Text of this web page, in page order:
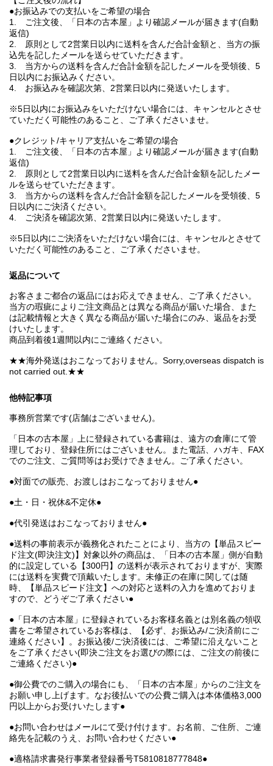
●お振込みでの支払いをご希望の場合
1. ご注文後、「日本の古本屋」より確認メールが届きます(自動
返信)
2. 原則として2営業日以内に送料を含んだ合計金額と、当方の振
込先を記したメールを送らせていただきます。
3. 当方からの送料を含んだ合計金額を記したメールを受領後、5
日以内にお振込みください。
4. お振込みを確認次第、2営業日以内に発送いたします。
※5日以内にお振込みをいただけない場合には、キャンセルとさせ
ていただく可能性のあること、ご了承くださいませ。
●クレジット/キャリア支払いをご希望の場合
1. ご注文後、「日本の古本屋」より確認メールが届きます(自動
返信)
2. 原則として2営業日以内に送料を含んだ合計金額を記したメー
ルを送らせていただきます。
3. 当方からの送料を含んだ合計金額を記したメールを受領後、5
日以内にご決済ください。
4. ご決済を確認次第、2営業日以内に発送いたします。
※5日以内にご決済をいただけない場合には、キャンセルとさせて
いただく可能性のあること、ご了承くださいませ。
返品について
お客さまご都合の返品にはお応えできません、ご了承ください。
当方の瑕疵によりご注文商品とは異なる商品が届いた場合、また
は記載情報と大きく異なる商品が届いた場合にのみ、返品をお受
けいたします。
商品到着後1週間以内にご連絡ください。
★★海外発送はおこなっておりません。Sorry,overseas dispatch is
not carried out.★★
他特記事項
事務所営業です(店舗はございません)。
「日本の古本屋」上に登録されている書籍は、遠方の倉庫にて管
理しており、登録住所にはございません。また電話、ハガキ、FAX
でのご注文、ご質問等はお受けできません。ご了承ください。
●対面での販売、お渡しはおこなっておりません●
●土・日・祝休&不定休●
●代引発送はおこなっておりません●
●送料の事前表示が義務化されたことにより、当方の【単品スピー
ド注文(即決注文)】対象以外の商品は、「日本の古本屋」側が自動
的に設定している【300円】の送料が表示されておりますが、実際
には送料を実費で頂戴いたします。未修正の在庫に関しては随
時、【単品スピード注文】への対応と送料の入力を進めておりま
すので、どうぞご了承ください●
●「日本の古本屋」に登録されているお客様名義とは別名義の領収
書をご希望されているお客様は、【必ず、お振込み/ご決済前にご
連絡ください】。お振込後/ご決済後には、ご希望に沿えないこと
をご了承ください(即決ご注文をお選びの際には、ご注文の前後に
ご連絡ください)●
●御公費でのご購入の場合にも、「日本の古本屋」からのご注文を
お願い申し上げます。なお後払いでの公費ご購入は本体価格3,000
円以上からお受けいたします●
●お問い合わせはメールにて受け付けます。お名前、ご住所、ご連
絡先を記載のうえ、お問い合わせください●
●適格請求書発行事業者登録番号T5810818777848●